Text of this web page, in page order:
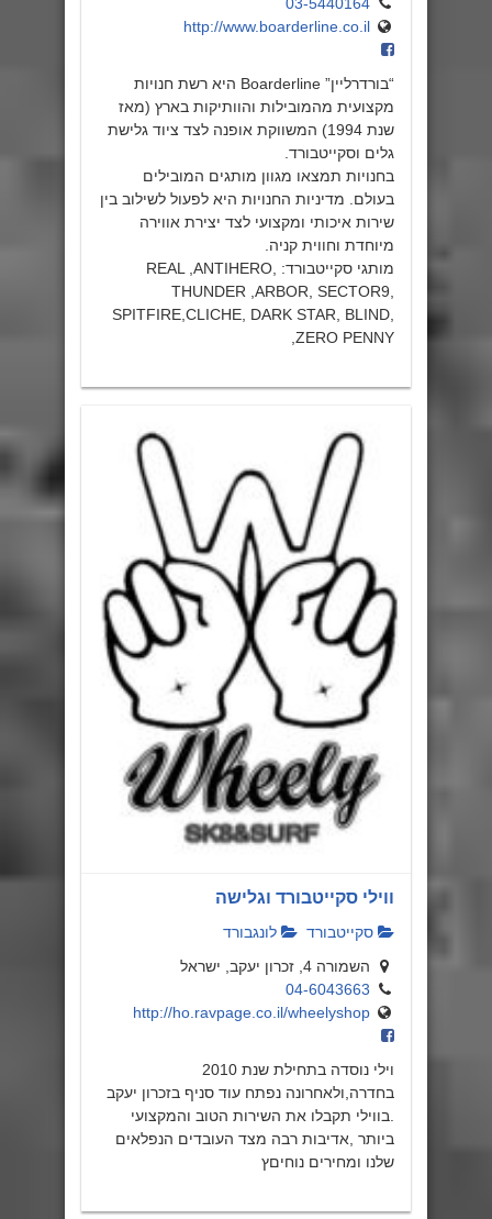
http://www.boarderline.co.il
“בורדרליין” Boarderline היא רשת חנויות
מקצועית מהמובילות והוותיקות בארץ (מאז
שנת 1994) המשווקת אופנה לצד ציוד גלישת
גלים וסקייטבורד.
בחנויות תמצאו מגוון מותגים המובילים
בעולם. מדיניות החנויות היא לפעול לשילוב בין
שירות איכותי ומקצועי לצד יצירת אווירה
מיוחדת וחווית קניה.
מותגי סקייטבורד: REAL ,ANTIHERO,
THUNDER ,ARBOR, SECTOR9,
SPITFIRE,CLICHE, DARK STAR, BLIND,
ZERO PENNY,
ווילי סקייטבורד וגלישה
סקייטבורד
לונגבורד
השמורה 4, זכרון יעקב, ישראל
04-6043663
http://ho.ravpage.co.il/wheelyshop
וילי נוסדה בתחילת שנת 2010
בחדרה,ולאחרונה נפתח עוד סניף בזכרון יעקב
.בווילי תקבלו את השירות הטוב והמקצועי
ביותר ,אדיבות רבה מצד העובדים הנפלאים
שלנו ומחירים נוחיםץ